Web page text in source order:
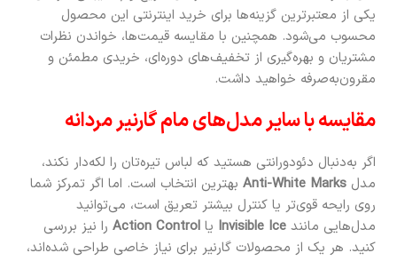
یکی از معتبرترین گزینه‌ها برای خرید اینترنتی این محصول
محسوب می‌شود. همچنین با مقایسه قیمت‌ها، خواندن نظرات
مشتریان و بهره‌گیری از تخفیف‌های دوره‌ای، خریدی مطمئن و
مقرون‌به‌صرفه خواهید داشت.
مقایسه با سایر مدل‌های مام گارنیر مردانه
اگر به‌دنبال دئودورانتی هستید که لباس تیره‌تان را لکه‌دار نکند،
مدل Anti-White Marks بهترین انتخاب است. اما اگر تمرکز شما
روی رایحه قوی‌تر یا کنترل بیشتر تعریق است، می‌توانید
مدل‌هایی مانند Invisible Ice یا Action Control را نیز بررسی
کنید. هر یک از محصولات گارنیر برای نیاز خاصی طراحی شده‌اند،